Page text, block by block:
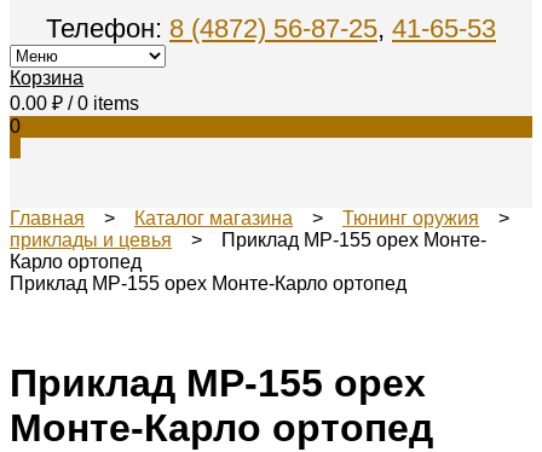
Телефон: 8 (4872) 56-87-25, 41-65-53
Корзина
0.00 ₽ / 0 items
0
Главная > Каталог магазина > Тюнинг оружия >
приклады и цевья > Приклад МР-155 орех Монте-
Карло ортопед
Приклад МР-155 орех Монте-Карло ортопед
Приклад МР-155 орех
Монте-Карло ортопед